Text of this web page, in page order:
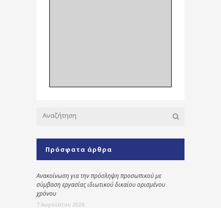
Πρόσφατα άρθρα
Ανακοίνωση για την πρόσληψη προσωπικού με
σύμβαση εργασίας ιδιωτικού δικαίου ορισμένου
χρόνου
7 Αυγούστου 2026